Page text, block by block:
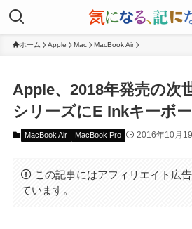
ホーム Apple Mac MacBook Air
Apple、2018年発売の次
シリーズにE Inkキーボ
MacBook Air MacBook Pro 2016年10月
この記事にはアフィリエイト広
ています。